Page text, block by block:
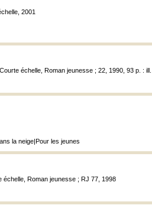
2001
échelle, Roman jeunesse ; 22, 1990, 93 p. : ill.
la neige|Pour les jeunes
échelle, Roman jeunesse ; RJ 77, 1998